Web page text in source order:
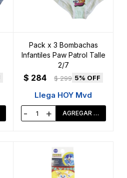
Pack x 3 Bombachas
Infantiles Paw Patrol Talle
2/7
$ 284 $ 299 5
Llega HOY Mvd
- +